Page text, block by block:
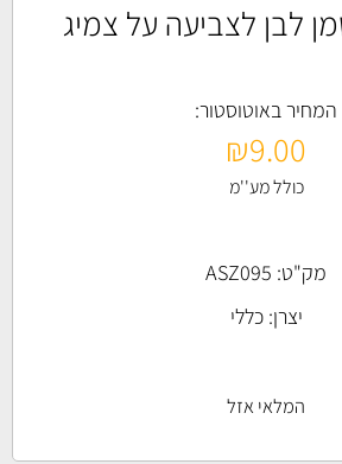
לבן לצביעה על צמיג
המחיר באוטוסטור:
₪9.00
כולל מע''מ
מק"ט: ASZ095
יצרן:כללי
המלאי אזל